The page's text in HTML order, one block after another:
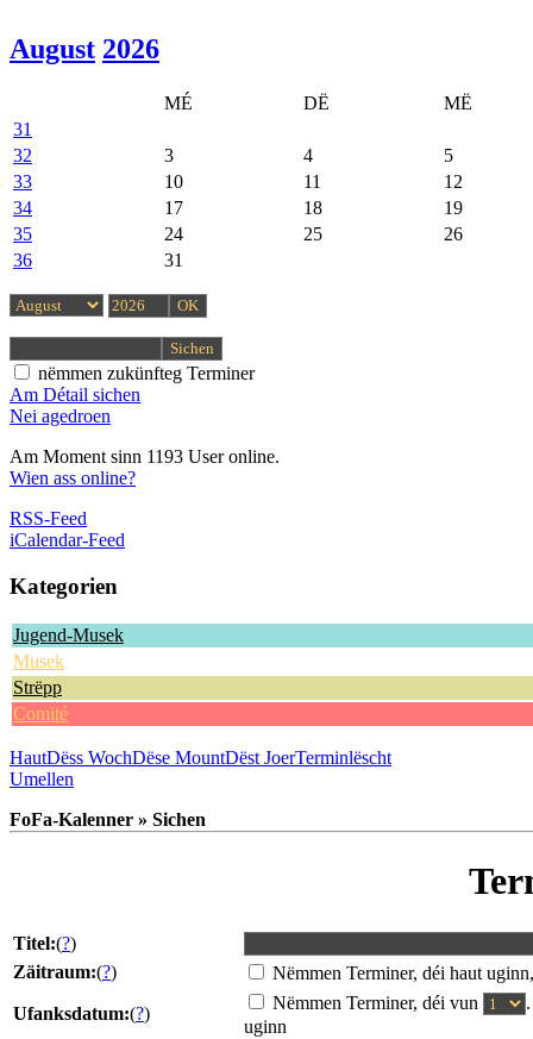
August 2026
MÉ DË
MË
31
32
3 4
5
33
10 11
12
34
17 18
19
35
24 25
26
36
31
nëmmen zukünfteg Terminer
Am Détail sichen
Nei agedroen
Am Moment sinn 1193 User online.
Wien ass online?
RSS-Feed
iCalendar-Feed
Kategorien
Jugend-Musek
Musek
Strëpp
Comité
HautDëss WochDëse MountDëst JoerTerminlëscht
Umellen
FoFa-Kalenner » Sichen
Titel:(?)
Zäitraum:(?)
Nëmmen Terminer, déi haut
Ufanksdatum:(?)
Nëmmen Terminer, déi vun
uginn